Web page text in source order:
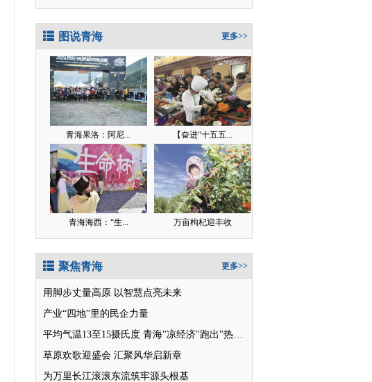
图说青海 更多>>
青海果洛：阿尼... 【奋进“十五五...
青海海西：“生... 万亩枸杞迎丰收
聚焦青海 更多>>
用脚步丈量高原 以智慧点亮未来
产业“四地”里的民企力量
平均气温13至15摄氏度 青海"凉经济"跑出"热消费"
草原欢歌迎盛会 汇聚风华启新章
为万里长江滚滚东流筑牢源头根基